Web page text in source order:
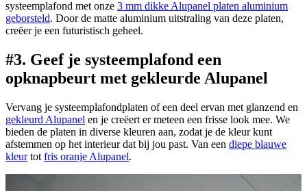
systeemplafond met onze 3 mm dikke Alupanel platen aluminium
geborsteld. Door de matte aluminium uitstraling van deze platen,
creëer je een futuristisch geheel.
#3. Geef je systeemplafond een
opknapbeurt met gekleurde Alupanel
Vervang je systeemplafondplaten of een deel ervan met glanzend en
gekleurd Alupanel en je creëert er meteen een frisse look mee. We
bieden de platen in diverse kleuren aan, zodat je de kleur kunt
afstemmen op het interieur dat bij jou past. Van een diepe blauwe
kleurtot fris oranje Alupanel.